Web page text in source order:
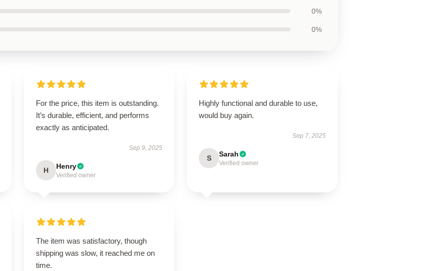
0%
0%
For the price, this item is outstanding.
It’s durable, efficient, and performs
exactly as anticipated.
Sep 9, 2025
H Henry
Verified owner
Highly functional and durable to use,
would buy again.
Sep 7, 2025
S Sarah
Verified owner
The item was satisfactory, though
shipping was slow, it reached me on
time.